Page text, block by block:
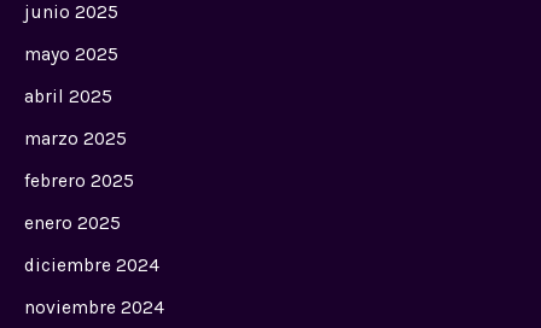
junio 2025
mayo 2025
abril 2025
marzo 2025
febrero 2025
enero 2025
diciembre 2024
noviembre 2024